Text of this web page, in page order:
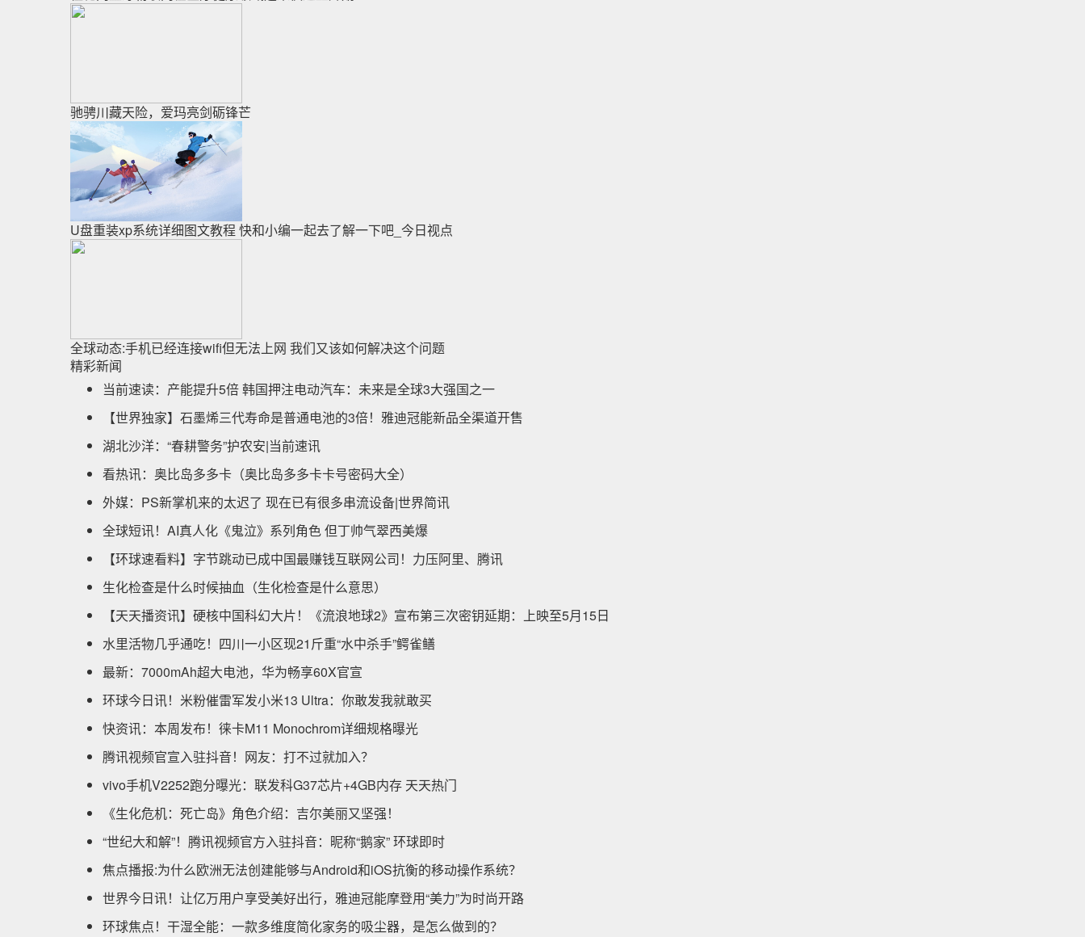
驰骋川藏天险，爱玛亮剑砺锋芒
U盘重装xp系统详细图文教程 快和小编一起去了解一下吧_今日视点
全球动态:手机已经连接wifi但无法上网 我们又该如何解决这个问题
精彩新闻
当前速读：产能提升5倍 韩国押注电动汽车：未来是全球3大强国之一
【世界独家】石墨烯三代寿命是普通电池的3倍！雅迪冠能新品全渠道开售
湖北沙洋：“春耕警务”护农安|当前速讯
看热讯：奥比岛多多卡（奥比岛多多卡卡号密码大全）
外媒：PS新掌机来的太迟了 现在已有很多串流设备|世界简讯
全球短讯！AI真人化《鬼泣》系列角色 但丁帅气翠西美爆
【环球速看料】字节跳动已成中国最赚钱互联网公司！力压阿里、腾讯
生化检查是什么时候抽血（生化检查是什么意思）
【天天播资讯】硬核中国科幻大片！《流浪地球2》宣布第三次密钥延期：上映至5月15日
水里活物几乎通吃！四川一小区现21斤重“水中杀手”鳄雀鳝
最新：7000mAh超大电池，华为畅享60X官宣
环球今日讯！米粉催雷军发小米13 Ultra：你敢发我就敢买
快资讯：本周发布！徕卡M11 Monochrom详细规格曝光
腾讯视频官宣入驻抖音！网友：打不过就加入？
vivo手机V2252跑分曝光：联发科G37芯片+4GB内存 天天热门
《生化危机：死亡岛》角色介绍：吉尔美丽又坚强！
“世纪大和解”！腾讯视频官方入驻抖音：昵称“鹅家” 环球即时
焦点播报:为什么欧洲无法创建能够与Android和iOS抗衡的移动操作系统？
世界今日讯！让亿万用户享受美好出行，雅迪冠能摩登用“美力”为时尚开路
环球焦点！干湿全能：一款多维度简化家务的吸尘器，是怎么做到的？